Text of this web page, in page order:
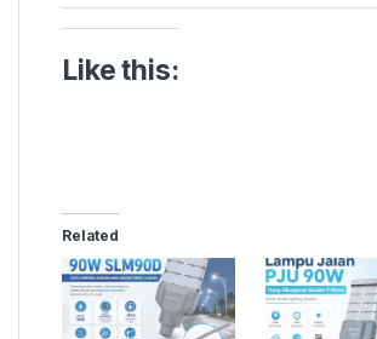
Like this:
Related